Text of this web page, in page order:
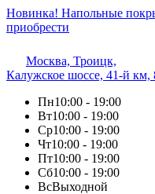
Новинка! Напольные
приобрести
Москва, Троицк,
Калужское шоссе, 41-й км,
Пн10:00 - 19:00
Вт10:00 - 19:00
Ср10:00 - 19:00
Чт10:00 - 19:00
Пт10:00 - 19:00
Сб10:00 - 19:00
ВсВыходной